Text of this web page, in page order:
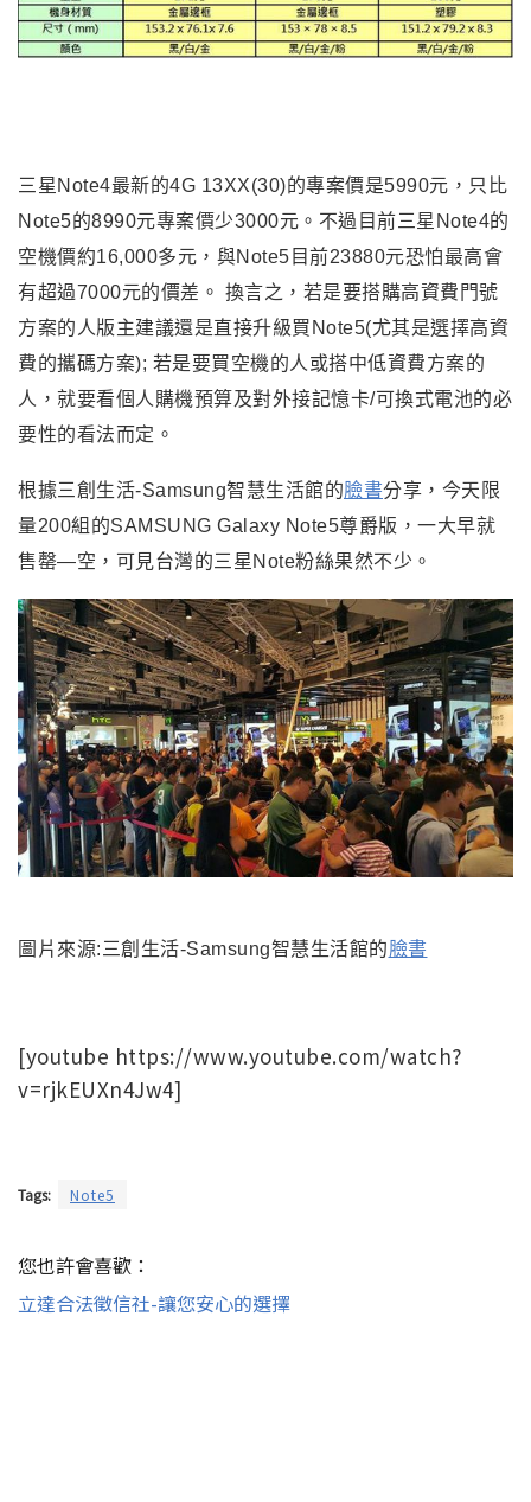
三星Note4最新的4G 13XX(30)的專案價是5990元 ，只比
Note5的8990元專案價少3000元 。不過目前三星Note4的
空機價約16,000多元 ，與Note5目前23880元恐怕最高會
有超過7000元的價差 。 換言之 ，若是要搭購高資費門號
方案的人版主建議還是直接升級買Note5(尤其是選擇高資
費的攜碼方案); 若是要買空機的人或搭中低資費方案的
人 ，就要看個人購機預算及對外接記憶卡/可換式電池的必
要性的看法而定 。
根據三創生活-Samsung智慧生活館的臉書分享，今天限
量200組的SAMSUNG Galaxy Note5尊爵版 ， 一大早就
售罄—空 ， 可見台灣的三星Note粉絲果然不少 。
圖片來源:三創生活-Samsung智慧生活館的臉書
[youtube https://www.youtube.com/watch?
v=rjkEUXn4Jw4]
Tags: Note5
您也許會喜歡：
立達合法徵信社-讓您安心的選擇